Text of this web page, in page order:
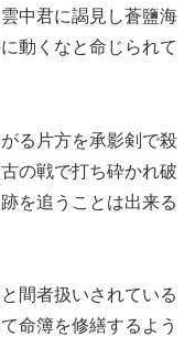
中君に謁見し蒼鹽海
動くなと命じられて
る片方を承影剣で殺
の戦で打ち砕かれ破
を追うことは出来る
間者扱いされている
命簿を修繕するよう